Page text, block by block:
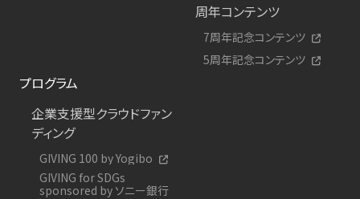
周年コンテンツ
7周年記念コンテンツ
5周年記念コンテンツ
プログラム
企業支援型クラウドファン
ディング
GIVING 100 by Yogibo
GIVING for SDGs
sponsored by ソニー銀行